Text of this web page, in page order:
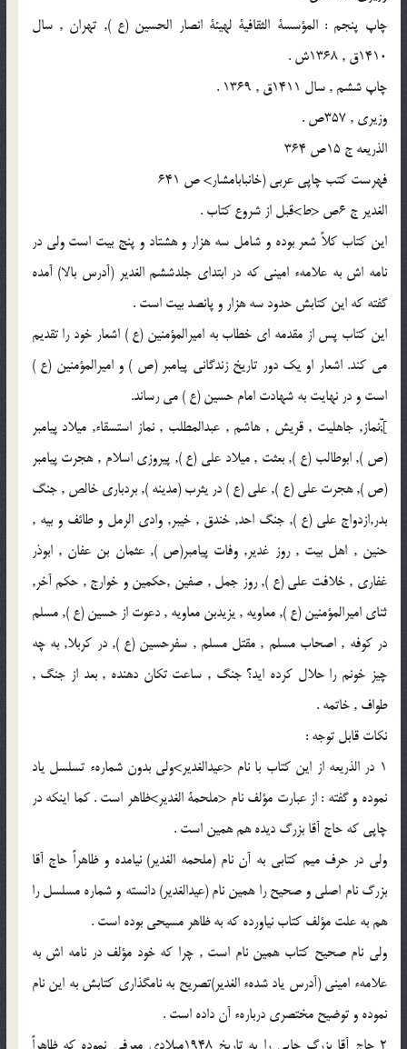
چاپ پنجم : المؤسسة الثقافية لهيئة انصار الحسين (ع ), تهران , سال
1410ق , 1368ش .
چاپ ششم , سال 1411ق , 1369 .
وزيرى , 357ص .
الذريعه ج 15ص 364
فهرست كتب چاپى عربى (خانبابامشار> ص 641
الغدير ج 6ص <ط>قبل از شروع كتاب .
اين كتاب كلاً شعر بوده و شامل سه هزار و هشتاد و پنج بيت است ولى در
نامه اش به علامهء امينى كه در ابتداى جلدششم الغدير (آدرس بالا) آمده
گفته كه اين كتابش حدود سه هزار و پانصد بيت است .
اين كتاب پس از مقدمه اى خطاب به اميرالمؤمنين (ع ) اشعار خود را تقديم
مى كند. اشعار او يك دور تاريخ زندگانى پيامبر (ص ) و اميرالمؤمنين (ع )
است و در نهايت به شهادت امام حسين (ع ) مى رساند.
];ّّنماز, جاهليت , قريش , هاشم , عبدالمطلب , نماز استسقاء, ميلاد پيامبر
(ص ), ابوطالب (ع ), بعثت , ميلاد على (ع ), پيروزى اسلام , هجرت پيامبر
(ص ), هجرت على (ع ), على (ع ) در يثرب (مدينه ), بردبارى خالص , جنگ
بدر,ازدواج على (ع ), جنگ احد, خندق , خيبر, وادى الرمل و طائف و بيه ,
حنين , اهل بيت , روز غدير, وفات پيامبر(ص ), عثمان بن عفان , ابوذر
غفارى , خلافت على (ع ), روز جمل , صفين ,حكمين و خوارج , حكم آخر,
ثناى اميرالمؤمنين (ع ), معاويه , يزيدبن معاويه , دعوت از حسين (ع ), مسلم
در كوفه , اصحاب مسلم , مقتل مسلم , سفرحسين (ع ), در كربلا, به چه
چيز خونم را حلال كرده ايد؟ جنگ , ساعت تكان دهنده , بعد از جنگ ,
طواف , خاتمه .
نكات قابل توجه :
1 در الذريعه از اين كتاب با نام <عيدالغدير>ولى بدون شمارهء تسلسل ياد
نموده و گفته : از عبارت مؤلف نام <ملحمة الغدير>ظاهر است . كما اينكه در
چاپى كه حاج آقا بزرگ ديده هم همين است .
ولى در حرف ميم كتابى به آن نام (ملحمه الغدير) نيامده و ظاهراً حاج آقا
بزرگ نام اصلى و صحيح را همين نام (عيدالغدير) دانسته و شماره مسلسل را
هم به علت مؤلف كتاب نياورده كه به ظاهر مسيحى بوده است .
ولى نام صحيح كتاب همين نام است , چرا كه خود مؤلف در نامه اش به
علامهء امينى (آدرس ياد شدهء الغدير)تصريح به نامگذارى كتابش به اين نام
نموده و توضيح مختصرى دربارهء آن داده است .